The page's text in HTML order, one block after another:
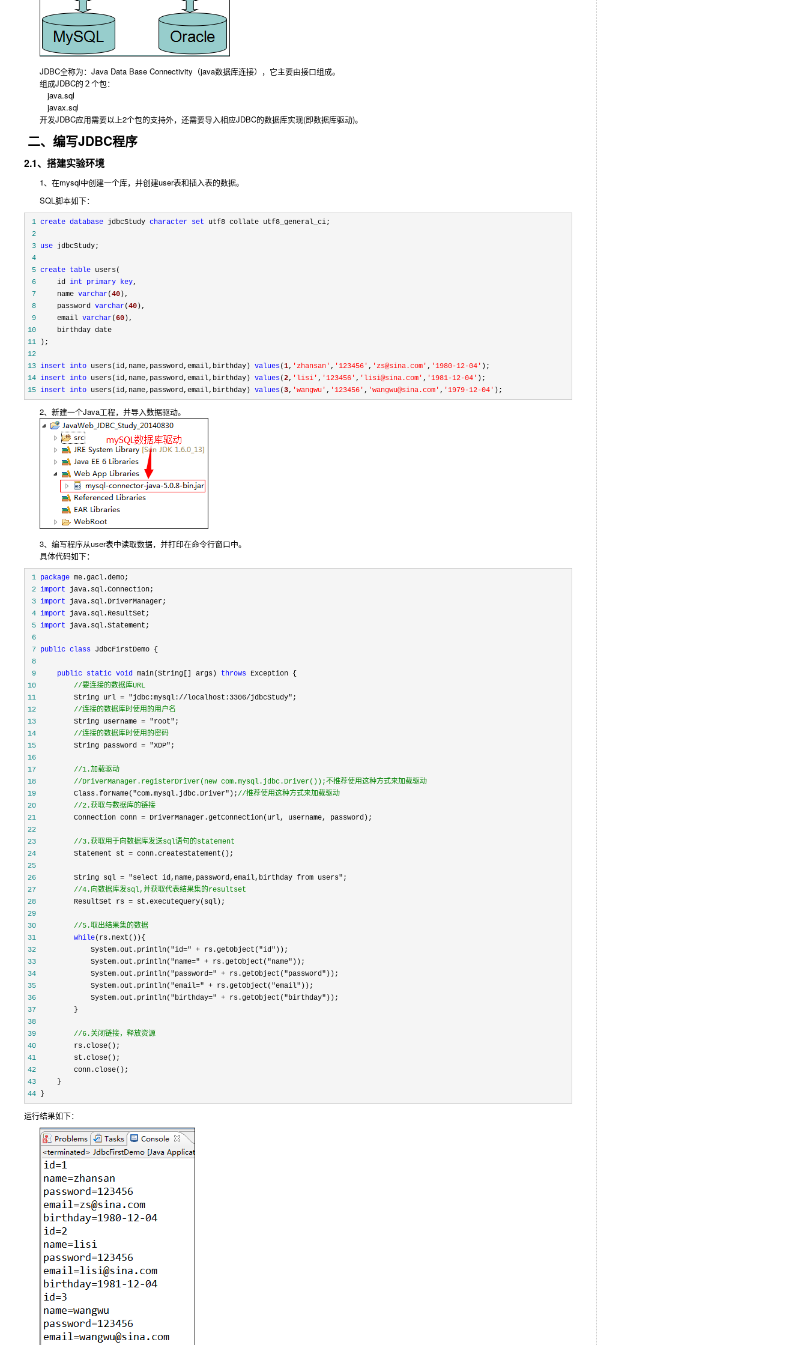
JDBC全称为：Java Data Base Connectivity（java数据库连接），它主要由接口组成。
组成JDBC的２个包：
java.sql
javax.sql
开发JDBC应用需要以上2个包的支持外，还需要导入相应JDBC的数据库实现(即数据库驱动)。
二、编写JDBC程序
2.1、搭建实验环境
1、在mysql中创建一个库，并创建user表和插入表的数据。
SQL脚本如下：
1 create database jdbcStudy character set
2
3 use
4
5 create table
6
     id
int primary key
7
     name
varchar(40
8
     password
varchar(40
9
     email
varchar(60
10
11
12
13 insert into users(id,name,password,email,birthday) values(1, 'zhansan ' , '123456 ' , 'zs@sina.com ' , '1980-12-04 '
14 insert into users(id,name,password,email,birthday) values(2, ' lisi ' , '123456 ' , ' lisi@sina.com ' , '1981-12-04 '
15 insert into users(id,name,password,email,birthday) values(3, 'wangwu ' , '123456 ' , 'wangwu@sina.com ' , '1979-12-04 ' );
2、新建一个Java工程，并导入数据驱动。
3、编写程序从user表中读取数据，并打印在命令行窗口中。
具体代码如下：
1 package
2 import
3 import
4 import
5 import
6
7 public class
8
9
public static void main(String[] args) throws
10
//要连接的数据库URL
11
         String url = "jdbc:mysql://localhost:3306/jdbcStudy"
12
//连接的数据库时使用的用户名
13
         String username = "root"
14
//连接的数据库时使用的密码
15
         String password = "XDP"
16
17
//
18
//DriverManager.registerDriver(new com.mysql.jdbc.Driver());不推荐使用这种方式来加载驱动
19
         Class.forName("com.mysql.jdbc.Driver");
//
20
//2.获取与数据库的链接
21
         Connection conn =
22
23
//3.获取用于向数据库发送sql语句的statement
24
         Statement st =
25
26
         String sql = "select id,name,password,email,birthday from users"
27
//4.向数据库发sql,并获取代表结果集的resultset
28
         ResultSet rs =
29
30
//5.取出结果集的数据
31
while
32
             System.out.println("id=" + rs.getObject("id"
33
             System.out.println("name=" + rs.getObject("name"
34
             System.out.println("password=" + rs.getObject("password"
35
             System.out.println("email=" + rs.getObject("email"
36
             System.out.println("birthday=" + rs.getObject("birthday"
37
38
39
//6.关闭链接，释放资源
40
41
42
43
44 }
运行结果如下：